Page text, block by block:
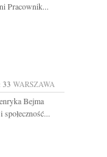
Pracownik...
33 WARSZAWA
Bejma